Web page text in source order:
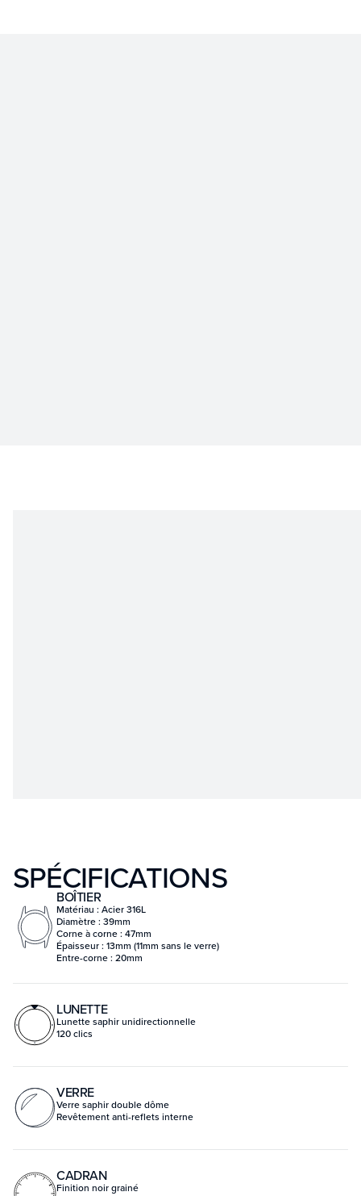
SPÉCIFICATIONS
BOÎTIER
Matériau : Acier 316L
Diamètre : 39mm
Corne à corne : 47mm
Épaisseur : 13mm (11mm sans le verre)
Entre-corne : 20mm
LUNETTE
Lunette saphir unidirectionnelle
120 clics
VERRE
Verre saphir double dôme
Revêtement anti-reflets interne
CADRAN
Finition noir grainé